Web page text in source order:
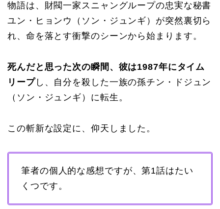
物語は、財閥一家スニャングループの忠実な秘書
ユン・ヒョンウ（ソン・ジュンギ）が突然裏切ら
れ、命を落とす衝撃のシーンから始まります。
死んだと思った次の瞬間、彼は1987年にタイム
リープし、自分を殺した一族の孫チン・ドジュン
（ソン・ジュンギ）に転生。
この斬新な設定に、仰天しました。
筆者の個人的な感想ですが、第1話はたい
くつです。